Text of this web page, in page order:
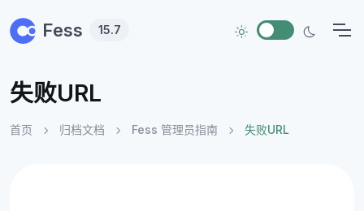
Fess 15.7
失败URL
首页 归档文档 Fess 管理员指南 失败URL